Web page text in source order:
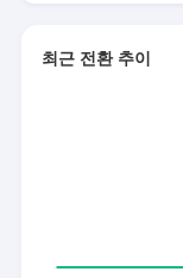
최근 전환 추이